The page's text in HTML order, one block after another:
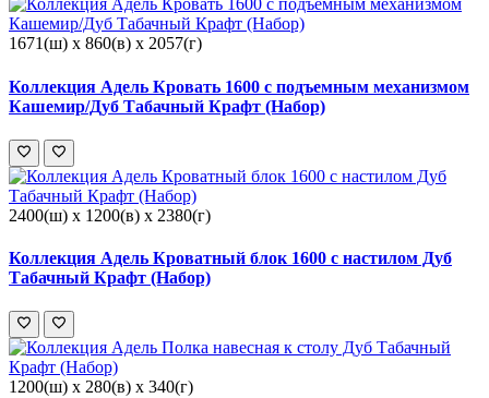
1671(ш) x 860(в) x 2057(г)
Коллекция Адель Кровать 1600 с подъемным механизмом
Кашемир/Дуб Табачный Крафт (Набор)
2400(ш) x 1200(в) x 2380(г)
Коллекция Адель Кроватный блок 1600 с настилом Дуб
Табачный Крафт (Набор)
1200(ш) x 280(в) x 340(г)